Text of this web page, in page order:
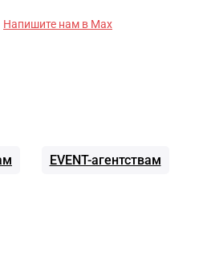
Напишите нам в Max
EVENT-агентствам